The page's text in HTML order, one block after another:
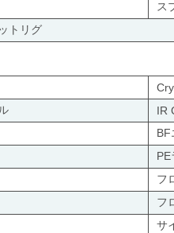
ス
トリグ
IR
BF
フ
フ
サ